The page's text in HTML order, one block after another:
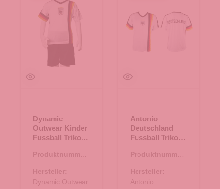
Dynamic
Outwear Kinder
Fussball Trikot
- 96-104
Produktnummer:
Hersteller:
Dynamic Outwear
Antonio
Deutschland
Fussball Trikot -
Produktnummer:
Hersteller:
Antonio